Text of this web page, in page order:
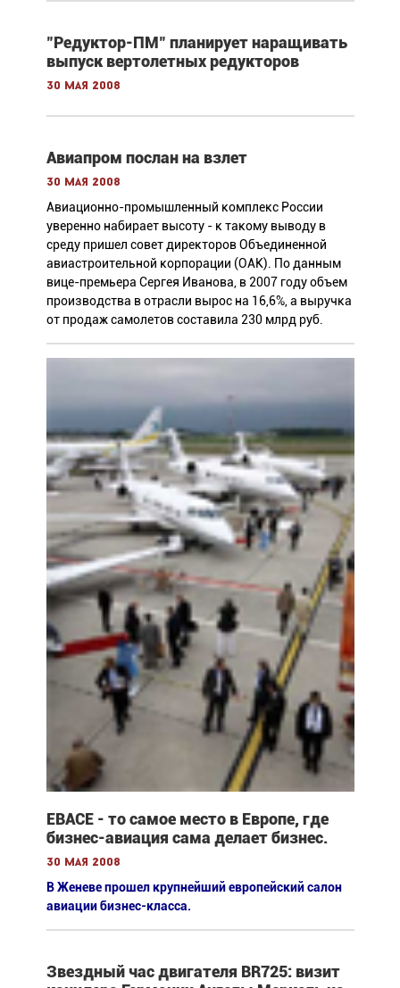
"Редуктор-ПМ" планирует наращивать
выпуск вертолетных редукторов
30 мая 2008
Авиапром послан на взлет
30 мая 2008
Авиационно-промышленный комплекс России
уверенно набирает высоту - к такому выводу в
среду пришел совет директоров Объединенной
авиастроительной корпорации (ОАК). По данным
вице-премьера Сергея Иванова, в 2007 году объем
производства в отрасли вырос на 16,6%, а выручка
от продаж самолетов составила 230 млрд руб.
ЕВАСЕ - то самое место в Европе, где
бизнес-авиация сама делает бизнес.
30 мая 2008
В Женеве прошел крупнейший европейский салон
авиации бизнес-класса.
Звездный час двигателя BR725: визит